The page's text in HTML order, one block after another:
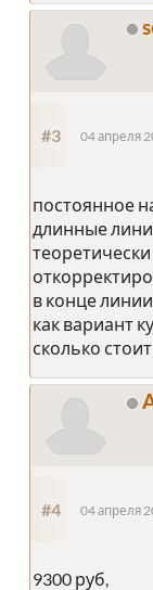
#3 04 апреля
постоянное
длинные
в конце линии
как вариант
сколько
#4 04 апреля
9300 руб,